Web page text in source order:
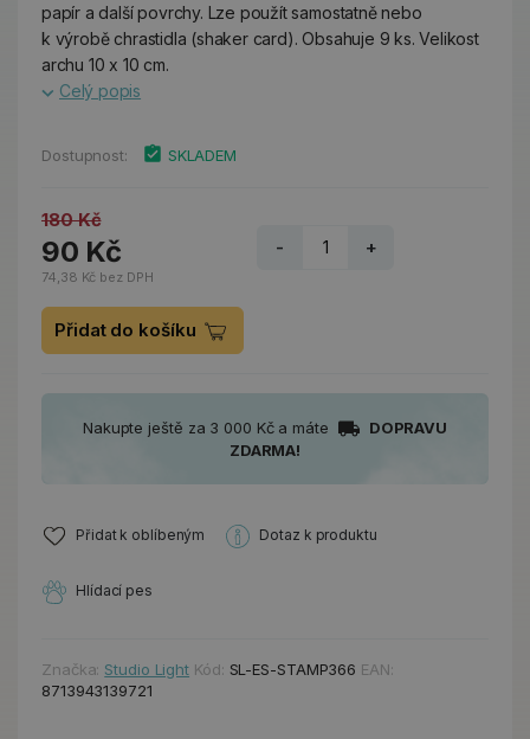
papír a další povrchy. Lze použít samostatně nebo
k výrobě chrastidla (shaker card). Obsahuje 9 ks. Velikost
archu 10 x 10 cm.
Celý popis
Dostupnost: SKLADEM
180 Kč
90 Kč
74,38 Kč bez DPH
- +
Přidat do košíku
Nakupte ještě za 3 000 Kč a máte
DOPRAVU
ZDARMA!
Přidat k oblíbeným Dotaz k produktu
Hlídací pes
Značka: Studio Light Kód: SL-ES-STAMP366 EAN:
8713943139721